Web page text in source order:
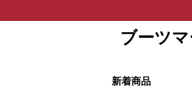
ブーツ
新着商品